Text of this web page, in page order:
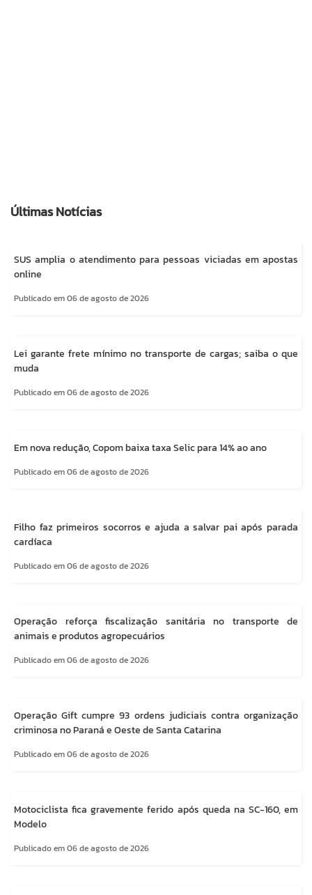
Últimas Notícias
SUS amplia o atendimento para pessoas viciadas em apostas
online
Publicado em 06 de agosto de 2026
Lei garante frete mínimo no transporte de cargas; saiba o que
muda
Publicado em 06 de agosto de 2026
Em nova redução, Copom baixa taxa Selic para 14% ao ano
Publicado em 06 de agosto de 2026
Filho faz primeiros socorros e ajuda a salvar pai após parada
cardíaca
Publicado em 06 de agosto de 2026
Operação reforça fiscalização sanitária no transporte de
animais e produtos agropecuários
Publicado em 06 de agosto de 2026
Operação Gift cumpre 93 ordens judiciais contra organização
criminosa no Paraná e Oeste de Santa Catarina
Publicado em 06 de agosto de 2026
Motociclista fica gravemente ferido após queda na SC-160, em
Modelo
Publicado em 06 de agosto de 2026